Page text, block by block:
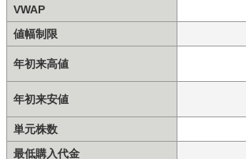
VWAP
値幅制限
年初来高値
年初来安値
単元株数
最低購入代金